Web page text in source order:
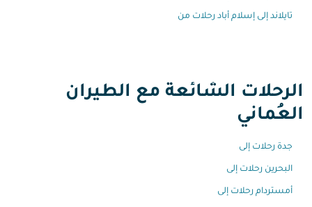
تايلاند إلى إسلام أباد رحلات من
الرحلات الشائعة مع الطيران
العُماني
جدة رحلات إلى
البحرين رحلات إلى
أمستردام رحلات إلى